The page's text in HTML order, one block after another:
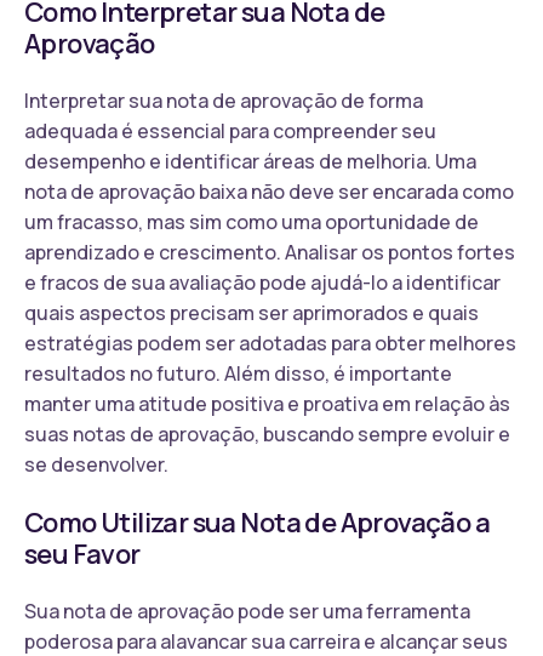
Como Interpretar sua Nota de
Aprovação
Interpretar sua nota de aprovação de forma
adequada é essencial para compreender seu
desempenho e identificar áreas de melhoria. Uma
nota de aprovação baixa não deve ser encarada como
um fracasso, mas sim como uma oportunidade de
aprendizado e crescimento. Analisar os pontos fortes
e fracos de sua avaliação pode ajudá-lo a identificar
quais aspectos precisam ser aprimorados e quais
estratégias podem ser adotadas para obter melhores
resultados no futuro. Além disso, é importante
manter uma atitude positiva e proativa em relação às
suas notas de aprovação, buscando sempre evoluir e
se desenvolver.
Como Utilizar sua Nota de Aprovação a
seu Favor
Sua nota de aprovação pode ser uma ferramenta
poderosa para alavancar sua carreira e alcançar seus